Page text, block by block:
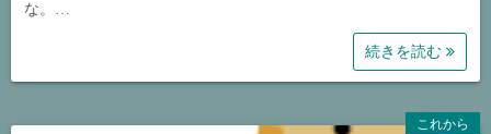
な。…
続きを読む
これから